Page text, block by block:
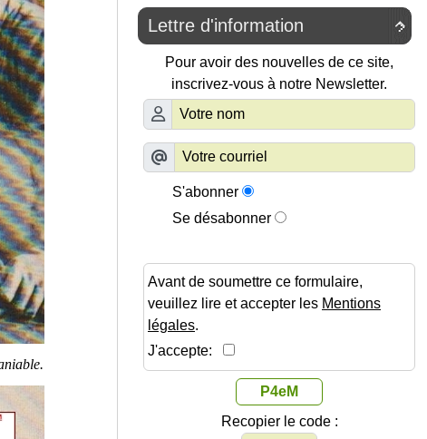

Lettre d'information
Pour avoir des nouvelles de ce site,
inscrivez-vous à notre Newsletter.
S'abonner
Se désabonner
Avant de soumettre ce formulaire,
veuillez lire et accepter les Mentions
légales.
J'accepte:
P4eM
Recopier le code :